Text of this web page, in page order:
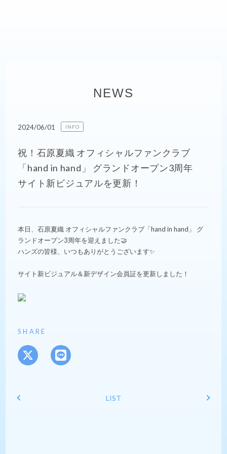
NEWS
2024/06/01 INFO
祝！石原夏織 オフィシャルファンクラブ
「hand in hand」 グランドオープン3周年
サイト新ビジュアルを更新！
本日、石原夏織 オフィシャルファンクラブ「hand in hand」 グ
ランドオープン3周年を迎えました🤝
ハンズの皆様、いつもありがとうございます✨
サイト新ビジュアル＆新デザイン会員証を更新しました！
SHARE
LIST